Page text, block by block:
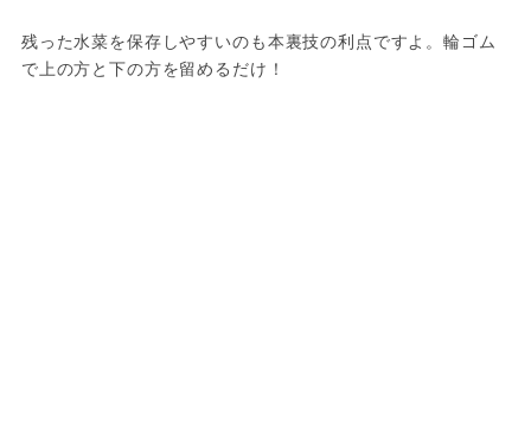
残った水菜を保存しやすいのも本裏技の利点ですよ。輪ゴム
で上の方と下の方を留めるだけ！